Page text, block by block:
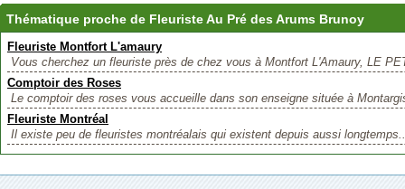
Thématique proche de Fleuriste Au Pré des Arums Brunoy
Fleuriste Montfort L'amaury
Vous cherchez un fleuriste près de chez vous à Montfort L'Amaury, LE
Comptoir des Roses
Le comptoir des roses vous accueille dans son enseigne située à
Fleuriste Montréal
Il existe peu de fleuristes montréalais qui existent depuis aussi